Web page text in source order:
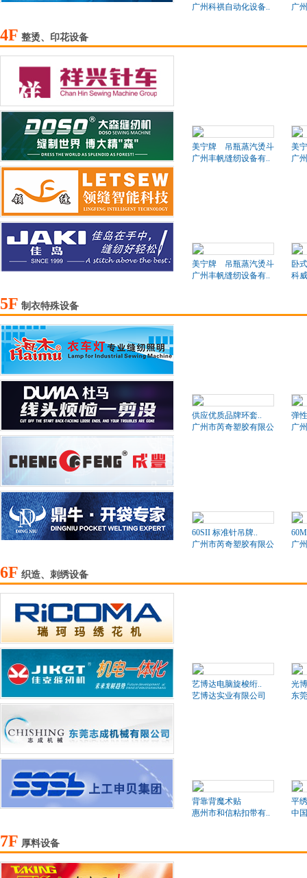
广州科祺自动化设备.. 广
4F 整烫、印花设备
美宁牌 吊瓶蒸汽烫斗
广州丰帆缝纫设备有..
美
广
美宁牌 吊瓶蒸汽烫斗
广州丰帆缝纫设备有..
卧
科
5F 制衣特殊设备
供应优质品牌环套..
广州市芮奇塑胶有限公司
弹
广
60SII 标准针吊牌..
广州市芮奇塑胶有限公司
广
6F 织造、刺绣设备
艺博达电脑旋梭绗..
艺博达实业有限公司
光
东
背靠背魔术贴
惠州市和信粘扣带有..
平
中
7F 厚料设备